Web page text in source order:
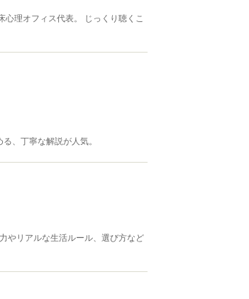
理オフィス代表。 じっくり聴くこ
、丁寧な解説が人気。
やリアルな生活ルール、選び方など